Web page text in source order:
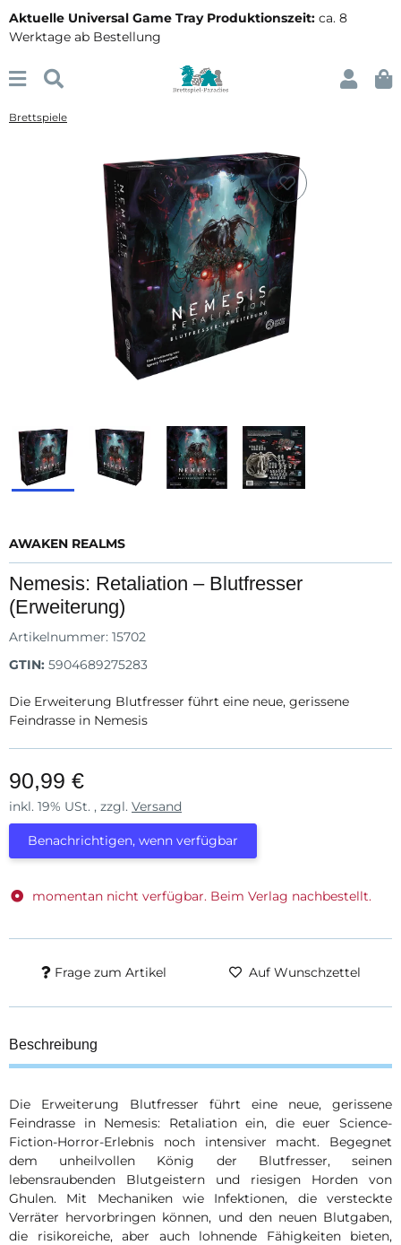
Aktuelle Universal Game Tray Produktionszeit: ca. 8
Werktage ab Bestellung
Brettspiele
AWAKEN REALMS
Nemesis: Retaliation – Blutfresser
(Erweiterung)
Artikelnummer: 15702
GTIN: 5904689275283
Die Erweiterung Blutfresser führt eine neue, gerissene
Feindrasse in Nemesis
90,99 €
inkl. 19% USt. , zzgl. Versand
Benachrichtigen, wenn verfügbar
momentan nicht verfügbar. Beim Verlag nachbestellt.
Frage zum Artikel Auf Wunschzettel
Beschreibung
Die Erweiterung Blutfresser führt eine neue, gerissene
Feindrasse in Nemesis: Retaliation ein, die euer Science-
Fiction-Horror-Erlebnis noch intensiver macht. Begegnet
dem unheilvollen König der Blutfresser, seinen
lebensraubenden Blutgeistern und riesigen Horden von
Ghulen. Mit Mechaniken wie Infektionen, die versteckte
Verräter hervorbringen können, und den neuen Blutgaben,
die risikoreiche, aber auch lohnende Fähigkeiten bieten,